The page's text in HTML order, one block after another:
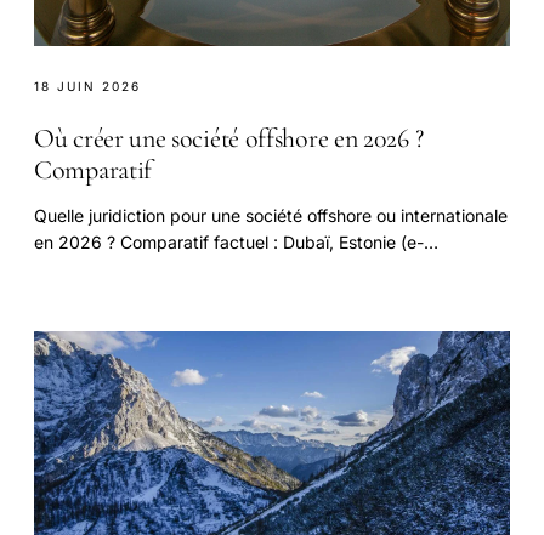
18 JUIN 2026
Où créer une société offshore en 2026 ?
Comparatif
Quelle juridiction pour une société offshore ou internationale
en 2026 ? Comparatif factuel : Dubaï, Estonie (e-